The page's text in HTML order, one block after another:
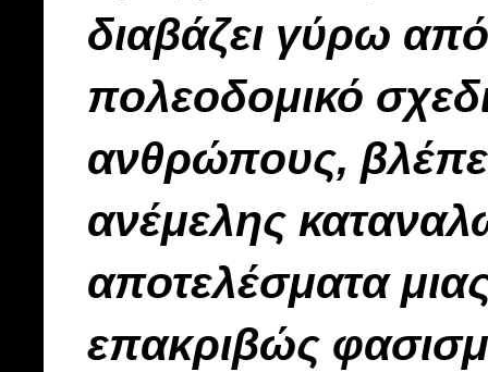
διαβάζει γύρω από
πολεοδομικό
ανθρώπους,
ανέμελης
αποτελέσματα
επακριβώς